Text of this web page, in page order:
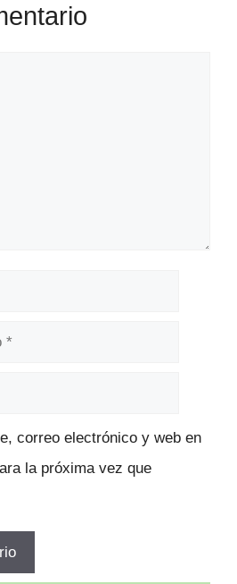
correo electrónico y web en
la próxima vez que